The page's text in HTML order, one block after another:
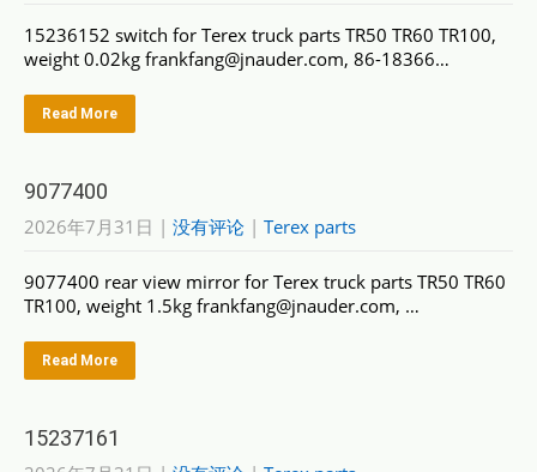
15236152 switch for Terex truck parts TR50 TR60 TR100,
weight 0.02kg frankfang@jnauder.com, 86-18366…
Read More
9077400
2026年7月31日 | 没有评论 | Terex parts
9077400 rear view mirror for Terex truck parts TR50 TR60
TR100, weight 1.5kg frankfang@jnauder.com, …
Read More
15237161